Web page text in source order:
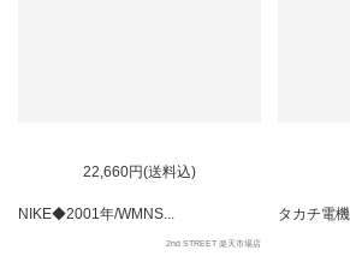
22,660円(送料込)
NIKE◆2001年/WMNS...
2nd STREET 楽天市場店
タカチ電